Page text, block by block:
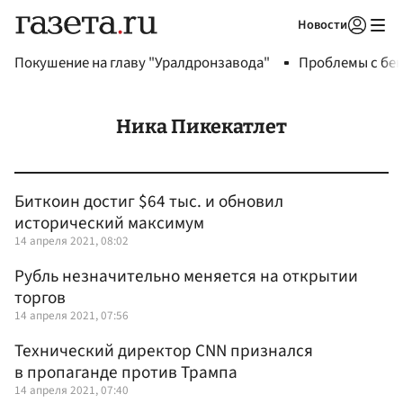
Новости
Покушение на главу "Уралдронзавода" Проблемы с
Ника Пикекатлет
Биткоин достиг $64 тыс. и обновил
исторический максимум
14 апреля 2021, 08:02
Рубль незначительно меняется на открытии
торгов
14 апреля 2021, 07:56
Технический директор CNN признался
в пропаганде против Трампа
14 апреля 2021, 07:40